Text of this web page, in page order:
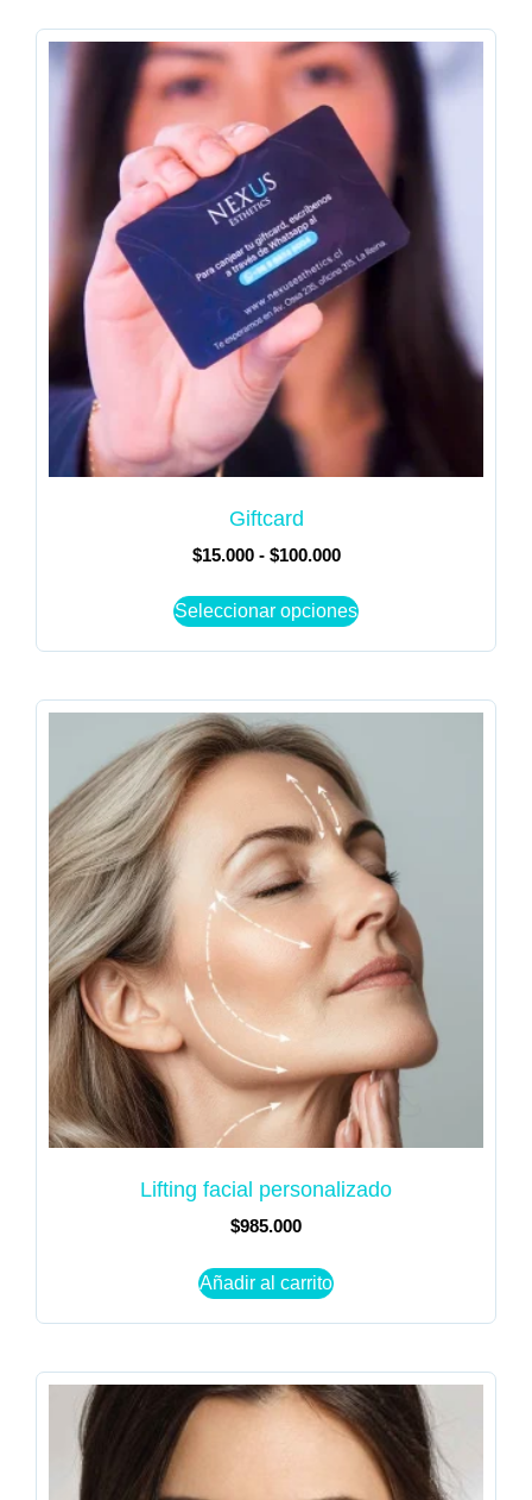
Giftcard
$15.000 - $100.000
Seleccionar opciones
Lifting facial personalizado
$985.000
Añadir al carrito